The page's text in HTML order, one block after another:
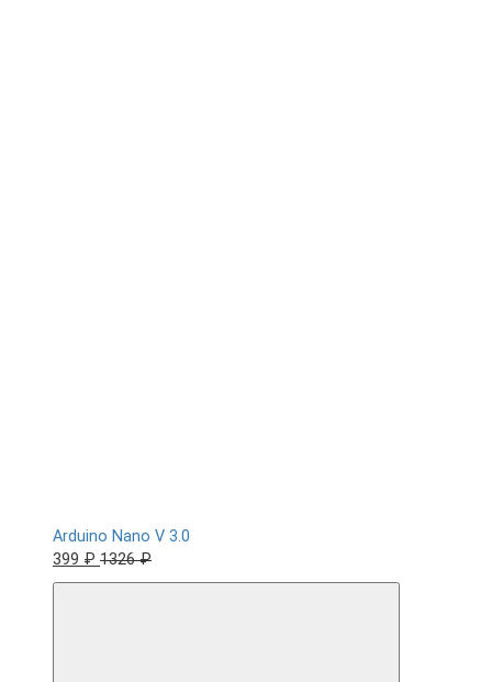
Arduino Nano V 3.0
399 ₽ 1326 ₽